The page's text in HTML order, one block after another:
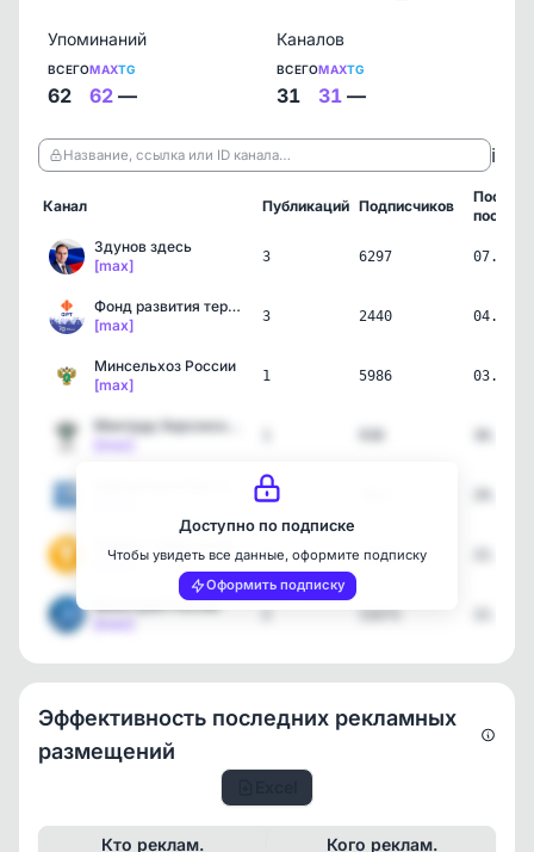
Упоминаний
ВСЕГО
62
MAX
62
TG
—
Каналов
ВСЕГО
31
MAX
31
TG
—
Название, ссылка или ID канала… ℹ️
Канал Публикаций Подписчиков
пост
Здунов здесь
[max]
3 6297
Фонд развития территорий
[max]
3 2440
Минсельхоз России
[max]
1 5986
14
[max]
5 18296
Минстрой России
2 13271
Доступно по подписке
Чтобы увидеть все данные, оформите подписку
Оформить подписку
Эффективность последних рекламных
размещений
Кто реклам. Кого реклам.